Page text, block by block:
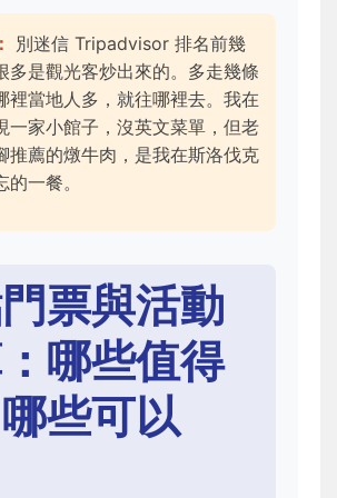
別迷信 Tripadvisor 排名前幾
多是觀光客炒出來的。多走幾條
裡當地人多，就往哪裡去。我在
一家小館子，沒英文菜單，但老
推薦的燉牛肉，是我在斯洛伐克
一餐。
票與活動
哪些值得
些可以